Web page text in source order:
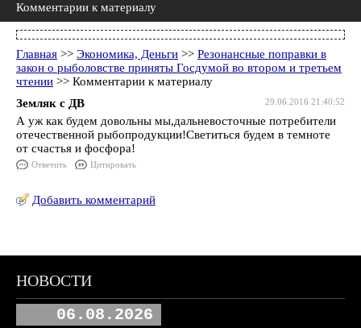
Комментарии к материалу
Главная >> Экономика, Деньги >> Резонансные поправки в
закон о рыболовстве приняты Госдумой во втором и третьем
чтении >> Комментарии к материалу
29.06.2016 21:40:52
Земляк с ДВ
А уж как будем довольны мы,дальневосточные потребители
отечественной рыбопродукции!Светиться будем в темноте
от счастья и фосфора!
Ответить Цитировать
Добавить комментарий
НОВОСТИ
06.08.2026